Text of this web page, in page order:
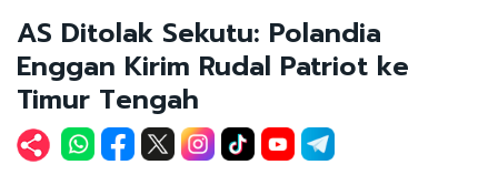
AS Ditolak Sekutu: Polandia
Enggan Kirim Rudal Patriot ke
Timur Tengah